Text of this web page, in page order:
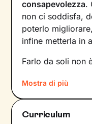
consapevolezza.
non ci soddisfa,
poterlo
infine metterla in
Farlo da soli non
dinamiche–
notiamo
un professionista
Mostra di più
Curriculum